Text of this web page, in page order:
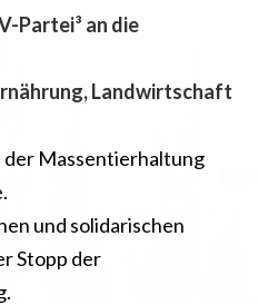
Partei³ an die
Landwirtschaft
der Massentierhaltung
und solidarischen
Stopp der